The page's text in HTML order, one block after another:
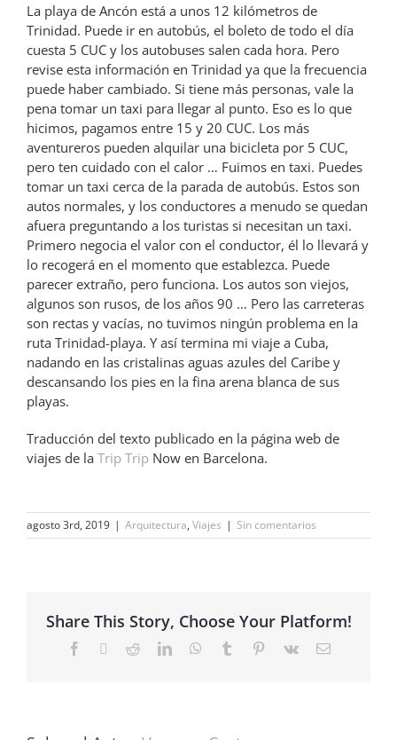
La playa de Ancón está a unos 12 kilómetros de
Trinidad. Puede ir en autobús, el boleto de todo el día
cuesta 5 CUC y los autobuses salen cada hora. Pero
revise esta información en Trinidad ya que la frecuencia
puede haber cambiado. Si tiene más personas, vale la
pena tomar un taxi para llegar al punto. Eso es lo que
hicimos, pagamos entre 15 y 20 CUC. Los más
aventureros pueden alquilar una bicicleta por 5 CUC,
pero ten cuidado con el calor … Fuimos en taxi. Puedes
tomar un taxi cerca de la parada de autobús. Estos son
autos normales, y los conductores a menudo se quedan
afuera preguntando a los turistas si necesitan un taxi.
Primero negocia el valor con el conductor, él lo llevará y
lo recogerá en el momento que establezca. Puede
parecer extraño, pero funciona. Los autos son viejos,
algunos son rusos, de los años 90 … Pero las carreteras
son rectas y vacías, no tuvimos ningún problema en la
ruta Trinidad-playa. Y así termina mi viaje a Cuba,
nadando en las cristalinas aguas azules del Caribe y
descansando los pies en la fina arena blanca de sus
playas.
Traducción del texto publicado en la página web de
viajes de la Trip Trip Now en Barcelona.
agosto 3rd, 2019 | Arquitectura, Viajes | Sin comentarios
Share This Story, Choose Your Platform!
Facebook RedditLinkedInWhatsApp
Tumblr Pinterest
Vk
Correo